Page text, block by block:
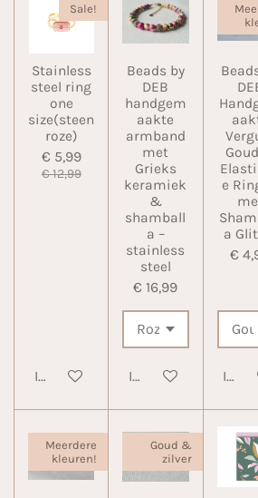
Sale!
Stainless
steel ring
one
size(steen
roze)
€ 5,99
€ 12,99
In winkelwagen
Beads by
DEB
handgem
aakte
armband
met
Grieks
keramiek
&
shamball
a –
stainless
steel
€ 16,99
In winkelwagen
e
a
€
In
Meerdere
kleuren!
Goud &
zilver